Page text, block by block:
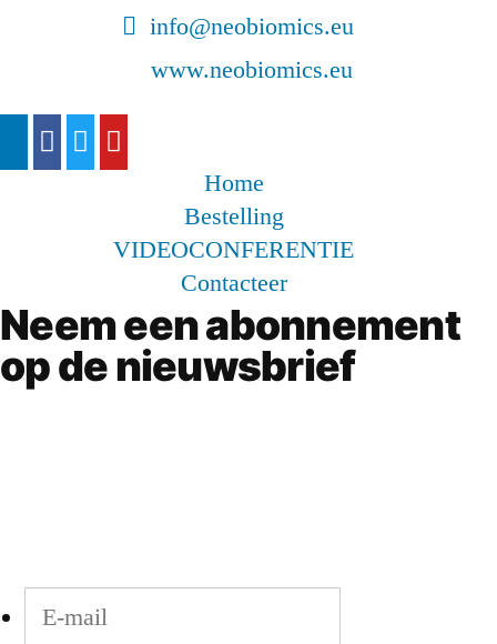
info@neobiomics.eu
www.neobiomics.eu
Home
Bestelling
VIDEOCONFERENTIE
Contacteer
Neem een abonnement
op de nieuwsbrief